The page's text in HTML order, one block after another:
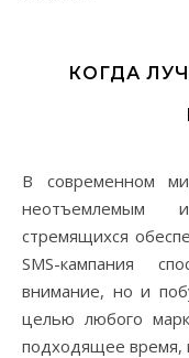
КОГДА
В современном мире бизнеса SMS-маркетинг стал
неотъемлемым
стремящихся
SMS-кампания
внимание, но и
целью любого
подходящее время,